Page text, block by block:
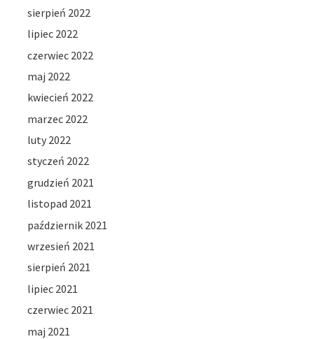
sierpień 2022
lipiec 2022
czerwiec 2022
maj 2022
kwiecień 2022
marzec 2022
luty 2022
styczeń 2022
grudzień 2021
listopad 2021
październik 2021
wrzesień 2021
sierpień 2021
lipiec 2021
czerwiec 2021
maj 2021